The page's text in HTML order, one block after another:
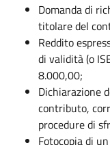
Domanda di
titolare del
Reddito
di validità (o
8.000,00;
Dichiarazione
contributo,
procedure di
Fotocopia di